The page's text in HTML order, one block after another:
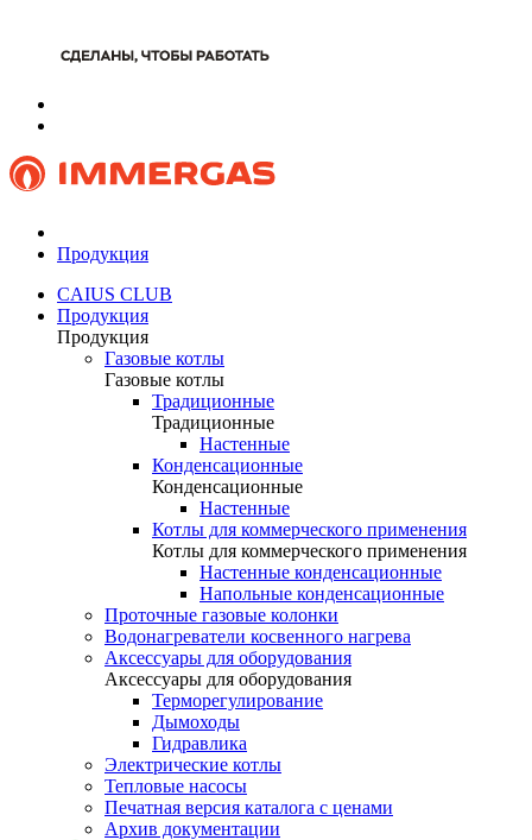
Продукция
CAIUS CLUB
Продукция
Продукция
Газовые котлы
Газовые котлы
Традиционные
Традиционные
Настенные
Конденсационные
Конденсационные
Настенные
Котлы для коммерческого применения
Котлы для коммерческого применения
Настенные конденсационные
Напольные конденсационные
Проточные газовые колонки
Водонагреватели косвенного нагрева
Аксессуары для оборудования
Аксессуары для оборудования
Терморегулирование
Дымоходы
Гидравлика
Электрические котлы
Тепловые насосы
Печатная версия каталога с ценами
Архив документации